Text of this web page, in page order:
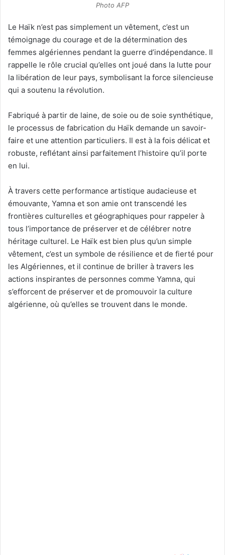
Photo AFP
Le Haïk n’est pas simplement un vêtement, c’est un
témoignage du courage et de la détermination des
femmes algériennes pendant la guerre d’indépendance. Il
rappelle le rôle crucial qu’elles ont joué dans la lutte pour
la libération de leur pays, symbolisant la force silencieuse
qui a soutenu la révolution.
Fabriqué à partir de laine, de soie ou de soie synthétique,
le processus de fabrication du Haïk demande un savoir-
faire et une attention particuliers. Il est à la fois délicat et
robuste, reflétant ainsi parfaitement l’histoire qu’il porte
en lui.
À travers cette performance artistique audacieuse et
émouvante, Yamna et son amie ont transcendé les
frontières culturelles et géographiques pour rappeler à
tous l’importance de préserver et de célébrer notre
héritage culturel. Le Haïk est bien plus qu’un simple
vêtement, c’est un symbole de résilience et de fierté pour
les Algériennes, et il continue de briller à travers les
actions inspirantes de personnes comme Yamna, qui
s’efforcent de préserver et de promouvoir la culture
algérienne, où qu’elles se trouvent dans le monde.